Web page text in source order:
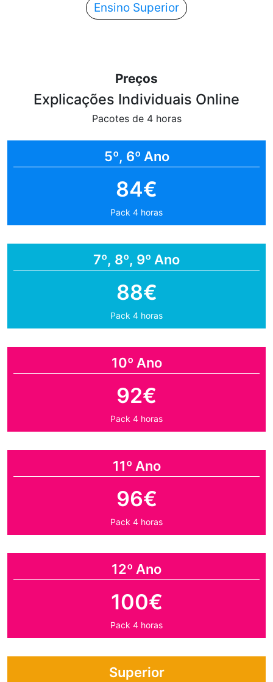
Ensino Superior
Preços
Explicações Individuais Online
Pacotes de 4 horas
5º, 6º Ano
84€
Pack 4 horas
7º, 8º, 9º Ano
88€
Pack 4 horas
10º Ano
92€
Pack 4 horas
11º Ano
96€
Pack 4 horas
12º Ano
100€
Pack 4 horas
Superior